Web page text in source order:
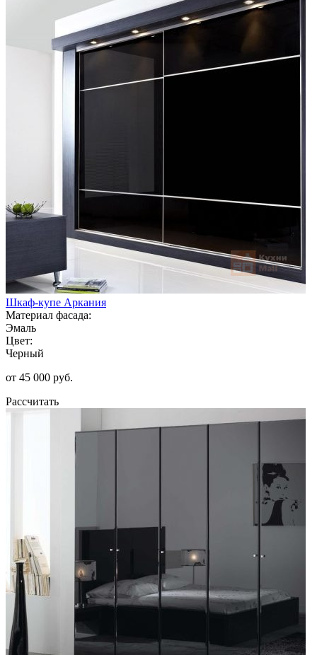
Шкаф-купе Аркания
Материал фасада:
Эмаль
Цвет:
Черный
от 45 000 руб.
Рассчитать